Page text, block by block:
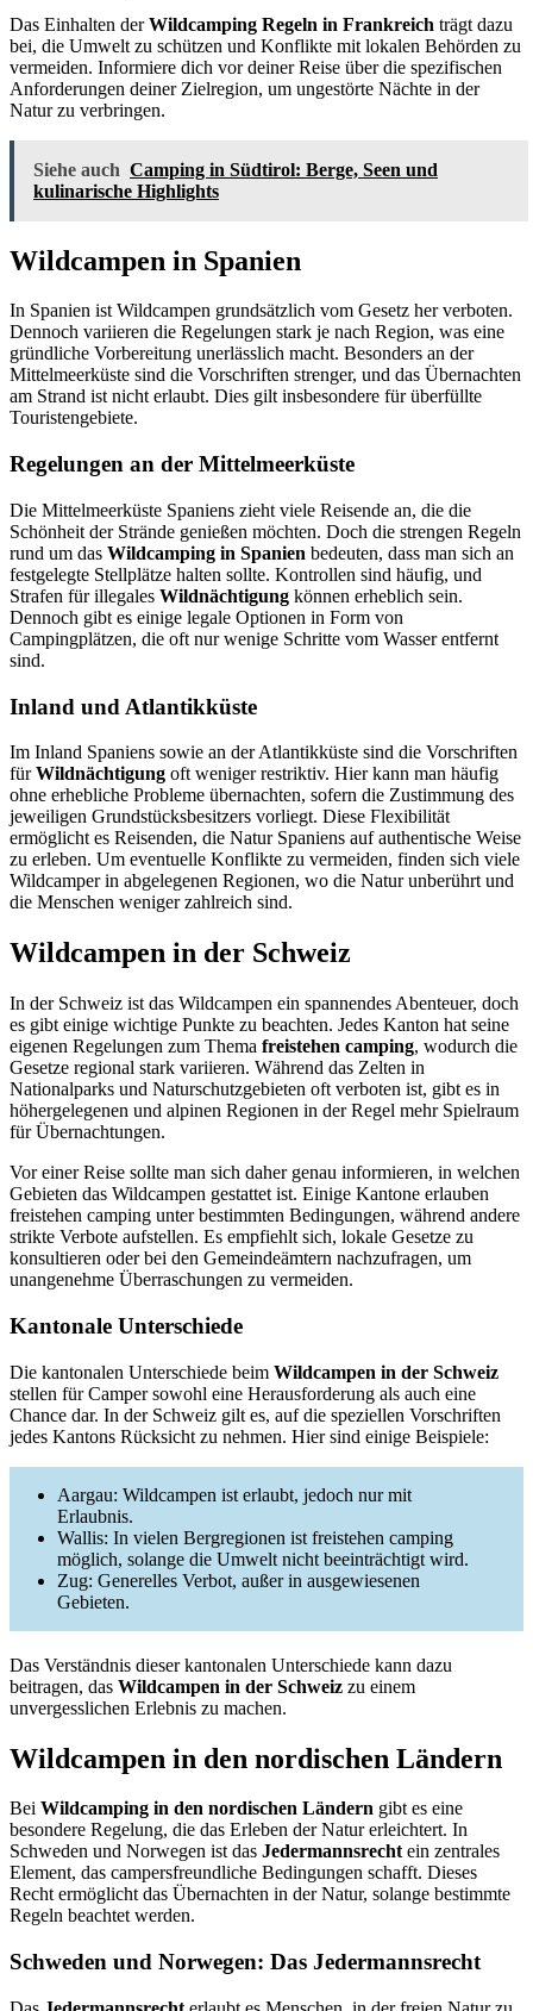
Das Einhalten derWildcamping Regeln in Frankreich trägt dazu
bei, die Umwelt zu schützen und Konflikte mit lokalen Behörden zu
vermeiden. Informiere dich vor deiner Reise über die spezifischen
Anforderungen deiner Zielregion, um ungestörte Nächte in der
Natur zu verbringen.
Siehe auch Camping in Südtirol: Berge, Seen und
kulinarische Highlights
Wildcampen in Spanien
In Spanien ist Wildcampen grundsätzlich vom Gesetz her verboten.
Dennoch variieren die Regelungen stark je nach Region, was eine
gründliche Vorbereitung unerlässlich macht. Besonders an der
Mittelmeerküste sind die Vorschriften strenger, und das Übernachten
am Strand ist nicht erlaubt. Dies gilt insbesondere für überfüllte
Touristengebiete.
Regelungen an der Mittelmeerküste
Die Mittelmeerküste Spaniens zieht viele Reisende an, die die
Schönheit der Strände genießen möchten. Doch die strengen Regeln
rund um das Wildcamping in Spanien bedeuten, dass man sich an
festgelegte Stellplätze halten sollte. Kontrollen sind häufig, und
Strafen für illegales Wildnächtigung können erheblich sein.
Dennoch gibt es einige legale Optionen in Form von
Campingplätzen, die oft nur wenige Schritte vom Wasser entfernt
sind.
Inland und Atlantikküste
Im Inland Spaniens sowie an der Atlantikküste sind die Vorschriften
fürWildnächtigung oft weniger restriktiv. Hier kann man häufig
ohne erhebliche Probleme übernachten, sofern die Zustimmung des
jeweiligen Grundstücksbesitzers vorliegt. Diese Flexibilität
ermöglicht es Reisenden, die Natur Spaniens auf authentische Weise
zu erleben. Um eventuelle Konflikte zu vermeiden, finden sich viele
Wildcamper in abgelegenen Regionen, wo die Natur unberührt und
die Menschen weniger zahlreich sind.
Wildcampen in der Schweiz
In der Schweiz ist das Wildcampen ein spannendes Abenteuer, doch
es gibt einige wichtige Punkte zu beachten. Jedes Kanton hat seine
eigenen Regelungen zum Thema freistehen camping, wodurch die
Gesetze regional stark variieren. Während das Zelten in
Nationalparks und Naturschutzgebieten oft verboten ist, gibt es in
höhergelegenen und alpinen Regionen in der Regel mehr Spielraum
für Übernachtungen.
Vor einer Reise sollte man sich daher genau informieren, in welchen
Gebieten das Wildcampen gestattet ist. Einige Kantone erlauben
freistehen camping unter bestimmten Bedingungen, während andere
strikte Verbote aufstellen. Es empfiehlt sich, lokale Gesetze zu
konsultieren oder bei den Gemeindeämtern nachzufragen, um
unangenehme Überraschungen zu vermeiden.
Kantonale Unterschiede
Die kantonalen Unterschiede beim Wildcampen in der Schweiz
stellen für Camper sowohl eine Herausforderung als auch eine
Chance dar. In der Schweiz gilt es, auf die speziellen Vorschriften
jedes Kantons Rücksicht zu nehmen. Hier sind einige Beispiele:
Aargau: Wildcampen ist erlaubt, jedoch nur mit
Erlaubnis.
Wallis: In vielen Bergregionen ist freistehen camping
möglich, solange die Umwelt nicht beeinträchtigt wird.
Zug: Generelles Verbot, außer in ausgewiesenen
Gebieten.
Das Verständnis dieser kantonalen Unterschiede kann dazu
beitragen, das Wildcampen in der Schweiz zu einem
unvergesslichen Erlebnis zu machen.
Wildcampen in den nordischen Ländern
Bei Wildcamping in den nordischen Ländern gibt es eine
besondere Regelung, die das Erleben der Natur erleichtert. In
Schweden und Norwegen ist das Jedermannsrechtein zentrales
Element, das campersfreundliche Bedingungen schafft. Dieses
Recht ermöglicht das Übernachten in der Natur, solange bestimmte
Regeln beachtet werden.
Schweden und Norwegen: Das Jedermannsrecht